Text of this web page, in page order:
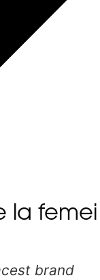
la femei
brand